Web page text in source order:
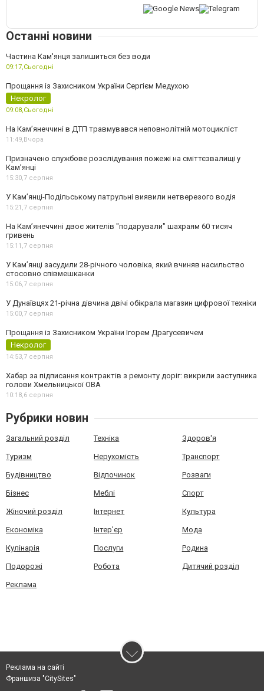
Останні новини
Частина Кам'янця залишиться без води
09:17,Сьогодні
Прощання із Захисником України Сергієм Медухою
Некролог
09:08,Сьогодні
На Кам’янеччині в ДТП травмувався неповнолітній мотоцикліст
11:49,Вчора
Призначено службове розслідування пожежі на сміттєзвалищі у
Кам’янці
15:30,7 серпня
У Кам’янці-Подільському патрульні виявили нетверезого водія
15:21,7 серпня
На Камʼянеччині двоє жителів "подарували" шахраям 60 тисяч
гривень
15:11,7 серпня
У Камʼянці засудили 28-річного чоловіка, який вчиняв насильство
стосовно співмешканки
15:06,7 серпня
У Дунаївцях 21-річна дівчина двічі обікрала магазин цифрової техніки
15:00,7 серпня
Прощання із Захисником України Ігорем Драгусевичем
Некролог
14:53,7 серпня
Хабар за підписання контрактів з ремонту доріг: викрили заступника
голови Хмельницької ОВА
10:18,6 серпня
Рубрики новин
Загальний розділ Техніка Здоров'я
Туризм Нерухомість Транспорт
Будівництво Відпочинок Розваги
Бізнес Меблі Спорт
Жіночий розділ Інтернет Культура
Економіка Інтер'єр Мода
Кулінарія Послуги Родина
Подорожі Робота Дитячий розділ
Реклама
Реклама на сайті
Франшиза "CitySites"